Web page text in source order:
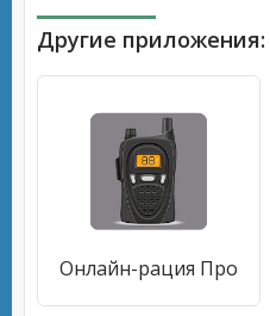
Другие приложения:
Онлайн-рация Про